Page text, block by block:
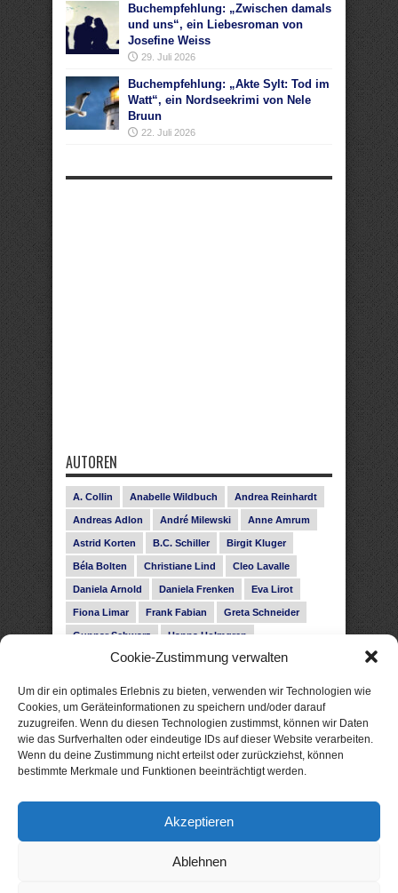
Cookie-Zustimmung verwalten
Um dir ein optimales Erlebnis zu bieten, verwenden wir Technologien wie
Cookies, um Geräteinformationen zu speichern und/oder darauf
zuzugreifen. Wenn du diesen Technologien zustimmst, können wir Daten
wie das Surfverhalten oder eindeutige IDs auf dieser Website verarbeiten.
Wenn du deine Zustimmung nicht erteilst oder zurückziehst, können
bestimmte Merkmale und Funktionen beeinträchtigt werden.
Akzeptieren
Ablehnen
Buchempfehlung: „Zwischen damals
und uns“, ein Liebesroman von
Josefine Weiss
29. Juli 2026
Buchempfehlung: „Akte Sylt: Tod im
Watt“, ein Nordseekrimi von Nele
Bruun
22. Juli 2026
AUTOREN
A. Collin Anabelle Wildbuch Andrea Reinhardt
Andreas Adlon André Milewski Anne Amrum
Astrid Korten B.C. Schiller Birgit Kluger
Béla Bolten Christiane Lind Cleo Lavalle
Daniela Arnold Daniela Frenken Eva Lirot
Fiona Limar Frank Fabian Greta Schneider
Gunnar Schwarz Hanna Holmgren
Heike Fröhling Ina Glahe Ivo Pala J. Vellguth
Leonie Haubrich Lilly Labord Livia Pipes
Malin Blunk Marcus Hünnebeck Martin Krist
Melisa Schwermer Nele Bruun Nika Lubitsch
Noah Fitz Nora Amelie René Junge
Subina Giuletti